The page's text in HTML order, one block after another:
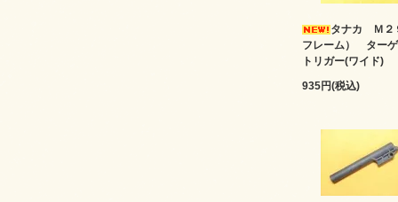
タナカ Ｍ２
フレーム） ター
トリガー(ワイド)
935円(税込)